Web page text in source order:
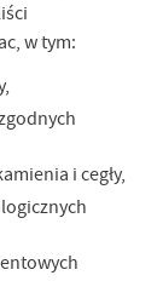
w tym:
i cegły,